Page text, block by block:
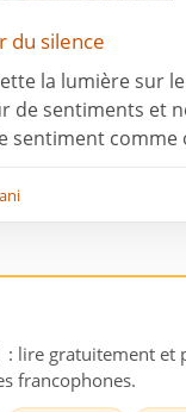
du silence
la lumière sur
de sentiments et
sentiment comme
: lire gratuitement et
francophones.